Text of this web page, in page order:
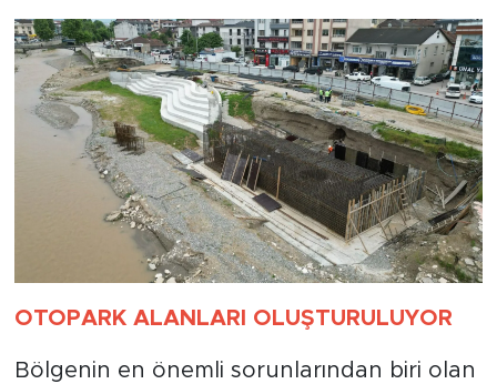
OTOPARK ALANLARI OLUŞTURULUYOR
Bölgenin en önemli sorunlarından biri olan